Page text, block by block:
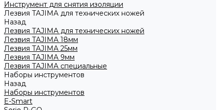
Инструмент для снятия изоляции
Лезвия TAJIMA для технических ножей
Назад
Лезвия TAJIMA для технических ножей
Лезвия TAJIMA 18мм
Лезвия TAJIMA 25мм
Лезвия TAJIMA 9мм
Лезвия TAJIMA специальные
Наборы инструментов
Назад
Наборы инструментов
E-Smart